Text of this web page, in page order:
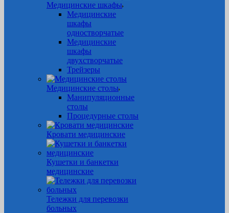
Медицинские шкафы
Медицинские
шкафы
одностворчатые
Медицинские
шкафы
двухстворчатые
Трейзеры
Медицинские столы
Манипуляционные
столы
Процедурные столы
Кровати медицинские
Кушетки и банкетки
медицинские
Тележки для перевозки
больных